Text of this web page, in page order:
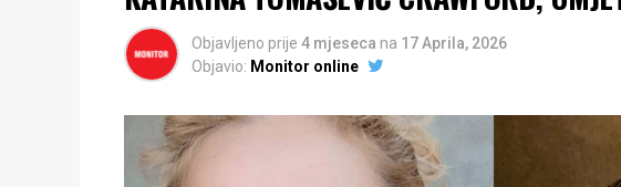
Objavljeno prije 4 mjeseca na 17 Aprila, 2026
Objavio: Monitor online